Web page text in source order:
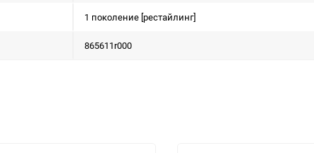
1 поколение [рестайлинг]
865611r000